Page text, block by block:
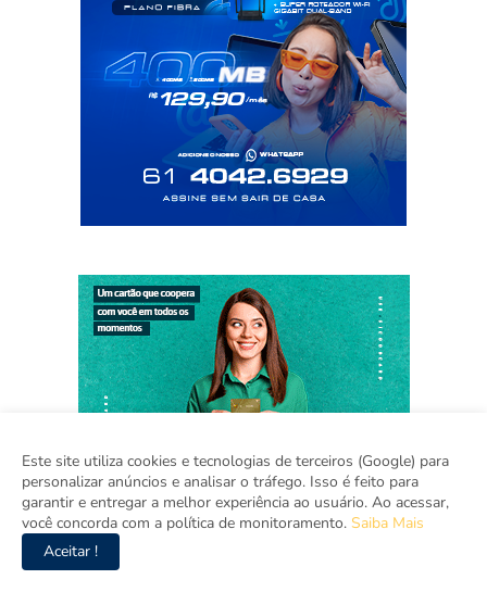
Este site utiliza cookies e tecnologias de terceiros (Google) para
personalizar anúncios e analisar o tráfego. Isso é feito para
garantir e entregar a melhor experiência ao usuário. Ao acessar,
você concorda com a política de monitoramento. Saiba Mais
Aceitar !